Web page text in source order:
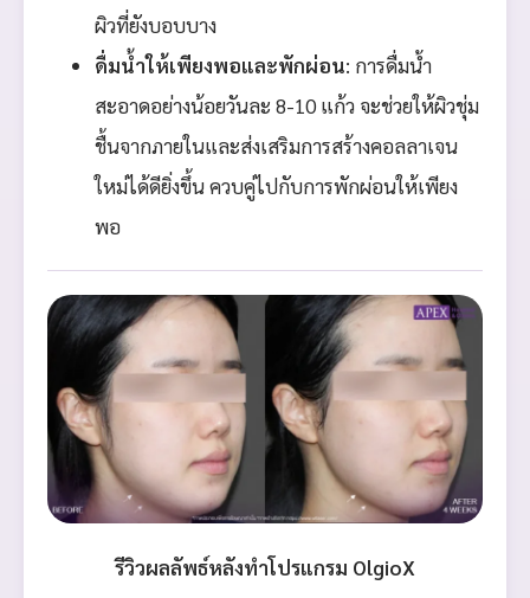
ผิวที่ยังบอบบาง
ดื่มน้ำให้เพียงพอและพักผ่อน: การดื่มน้ำ
สะอาดอย่างน้อยวันละ 8-10 แก้ว จะช่วยให้ผิวชุ่ม
ชื้นจากภายในและส่งเสริมการสร้างคอลลาเจน
ใหม่ได้ดียิ่งขึ้น ควบคู่ไปกับการพักผ่อนให้เพียง
พอ
รีวิวผลลัพธ์หลังทำโปรแกรม OlgioX